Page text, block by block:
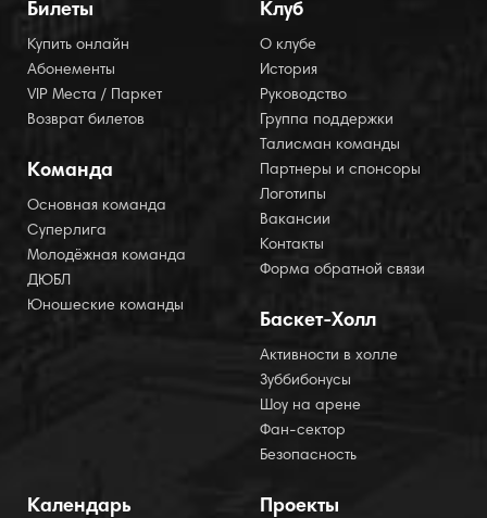
Билеты
Купить онлайн
Абонементы
VIP Места / Паркет
Возврат билетов
Команда
Основная команда
Суперлига
Молодёжная команда
ДЮБЛ
Юношеские команды
Клуб
О клубе
История
Руководство
Группа поддержки
Талисман команды
Партнеры и спонсоры
Логотипы
Вакансии
Контакты
Форма обратной связи
Баскет-Холл
Активности в холле
Зуббибонусы
Шоу на арене
Фан-сектор
Безопасность
Календарь Проекты